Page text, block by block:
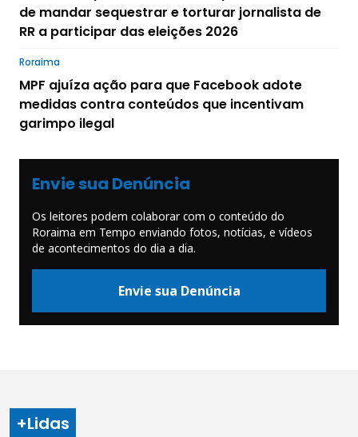
de mandar sequestrar e torturar jornalista de
RR a participar das eleições 2026
Roraima
MPF ajuíza ação para que Facebook adote
medidas contra conteúdos que incentivam
garimpo ilegal
Envie sua Denúncia
Os leitores podem colaborar com o conteúdo do
Roraima em Tempo enviando fotos, notícias, e vídeos
de acontecimentos do dia a dia.
Envie sua Denúncia
+Lidas